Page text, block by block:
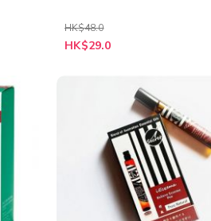
HK$48.0
特
殊
HK$29.0